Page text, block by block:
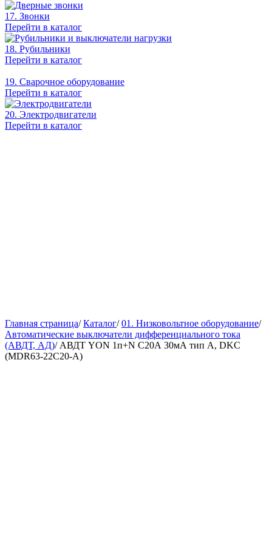
17. Звонки
Перейти в каталог
18. Рубильники
Перейти в каталог
19. Сварочное оборудование
Перейти в каталог
20. Электродвигатели
Перейти в каталог
Главная страница/ Каталог/ 01. Низковольтное оборудование/
Автоматические выключатели дифференциального тока
(АВДТ, АД)/ АВДТ YON 1п+N C20А 30мА тип А, DKC
(MDR63-22C20-A)